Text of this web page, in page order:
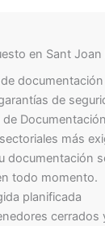
en Sant Joan
de
de
más
documentación
todo momento.
planificada
cerrados